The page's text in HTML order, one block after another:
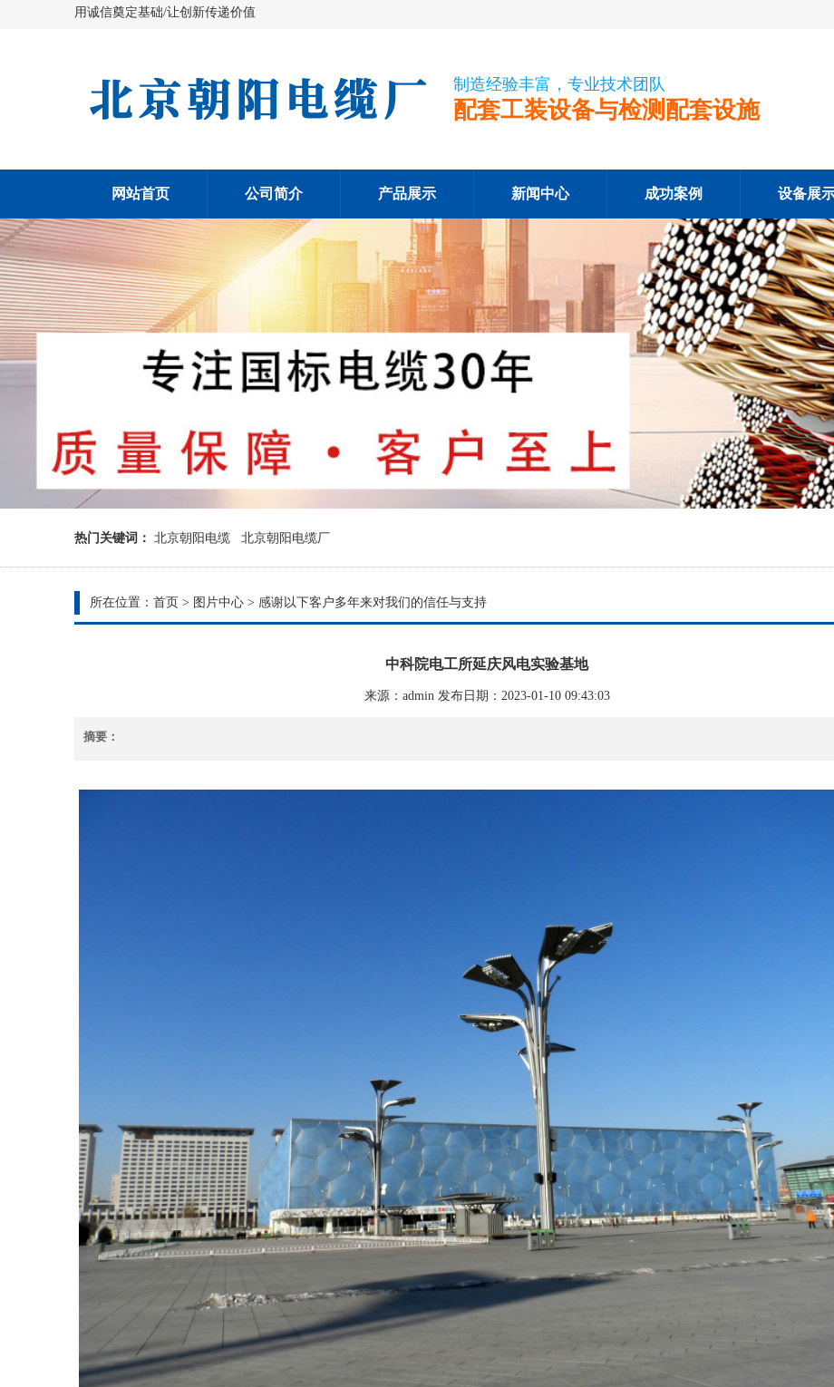
用诚信奠定基础/让创新传递价值
制造经验丰富，专业技术团队
配套工装设备与检测配套设施
网站首页 公司简介 产品展示 新闻中心 成功案例 设备展
热门关键词： 北京朝阳电缆 北京朝阳电缆厂
所在位置： 首页 > 图片中心 > 感谢以下客户多年来对我们的信任与支持
中科院电工所延庆风电实验基地
来源：admin 发布日期：2023-01-10 09:43:03
摘要：